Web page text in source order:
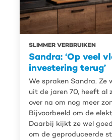
SLIMMER VERBRUIKEN
Sandra: ‘Op veel
investering terug’
We spraken Sandra. Ze
uit de jaren 70, heeft al
over na om nog meer
Bijvoorbeeld om de
Daarbij kijkt ze wel
om de geproduceerde